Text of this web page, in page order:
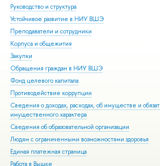
Руководство и структура
Устойчивое развитие в НИУ ВШЭ
Преподаватели и сотрудники
Корпуса и общежития
Закупки
Обращения граждан в НИУ ВШЭ
Фонд целевого капитала
Противодействие коррупции
Сведения о доходах, расходах, об имуществе и
имущественного характера
Сведения об образовательной организации
Людям с ограниченными возможностями здоровья
Единая платежная страница
Работа в Вышке